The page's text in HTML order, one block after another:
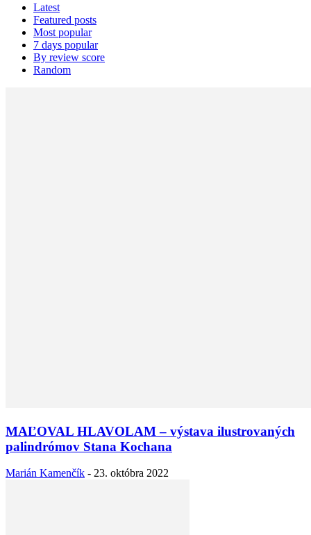
Latest
Featured posts
Most popular
7 days popular
By review score
Random
MAĽOVAL HLAVOLAM – výstava ilustrovaných
palindrómov Stana Kochana
Marián Kamenčík - 23. októbra 2022